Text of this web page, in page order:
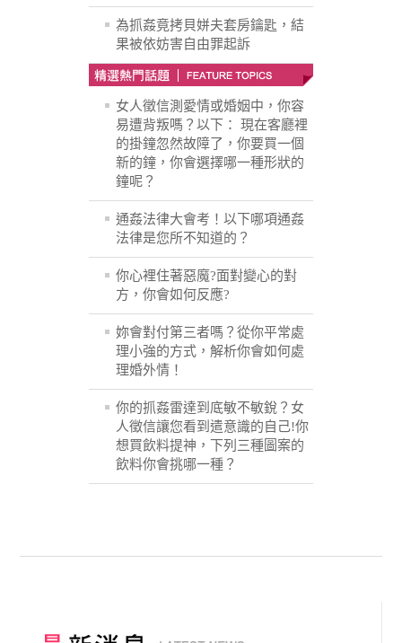
為抓姦竟拷貝姘夫套房鑰匙，結
果被依妨害自由罪起訴
女人徵信測愛情或婚姻中，你容
易遭背叛嗎？以下： 現在客廳裡
的掛鐘忽然故障了，你要買一個
新的鐘，你會選擇哪一種形狀的
鐘呢？
通姦法律大會考！以下哪項通姦
法律是您所不知道的？
你心裡住著惡魔?面對變心的對
方，你會如何反應?
妳會對付第三者嗎？從你平常處
理小強的方式，解析你會如何處
理婚外情！
你的抓姦雷達到底敏不敏銳？女
人徵信讓您看到遣意識的自己!你
想買飲料提神，下列三種圖案的
飲料你會挑哪一種？